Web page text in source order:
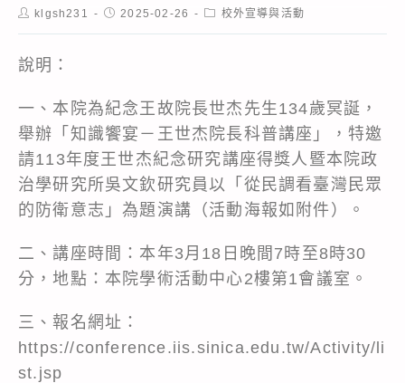
Postklgsh231
Post2025-02-26
Post校外宣導與活動
說明：
一、本院為紀念王故院長世杰先生134歲冥誕，
舉辦「知識饗宴－王世杰院長科普講座」，特邀
請113年度王世杰紀念研究講座得獎人暨本院政
治學研究所吳文欽研究員以「從民調看臺灣民眾
的防衛意志」為題演講（活動海報如附件）。
二、講座時間：本年3月18日晚間7時至8時30
分，地點：本院學術活動中心2樓第1會議室。
三、報名網址：
https://conference.iis.sinica.edu.tw/Activity/li
st.jsp